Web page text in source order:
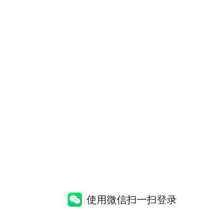
使用微信扫一扫登录